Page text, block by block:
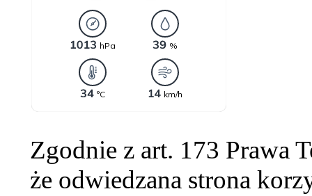
Zgodnie z art. 173 Prawa
że odwiedzana strona